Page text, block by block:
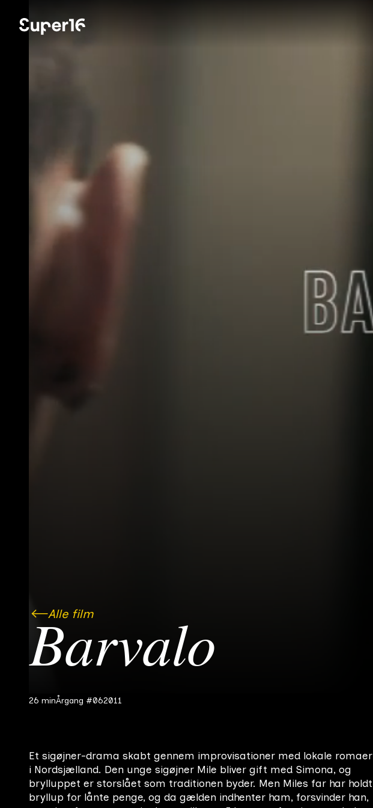
Alle film
Barvalo
26 minÅrgang #062011
Et sigøjner-drama skabt gennem improvisationer med lokale romaer
i Nordsjælland. Den unge sigøjner Mile bliver gift med Simona, og
brylluppet er storslået som traditionen byder. Men Miles far har holdt
bryllup for lånte penge, og da gælden indhenter ham, forsvinder han,